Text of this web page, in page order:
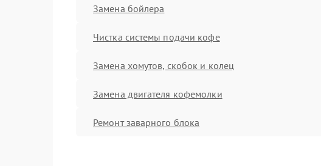
Замена бойлера
Чистка системы подачи кофе
Замена хомутов, скобок и колец
Замена двигателя кофемолки
Ремонт заварного блока